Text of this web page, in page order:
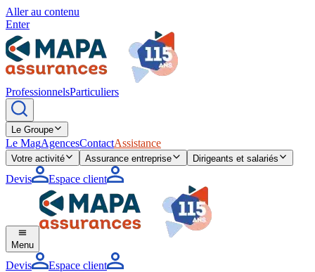
Aller au contenu
Enter
ProfessionnelsParticuliers
Le Groupe
Le MagAgencesContactAssistance
Votre activité Assurance entreprise Dirigeants et salariés
Devis Espace client
Menu
Devis
Espace client